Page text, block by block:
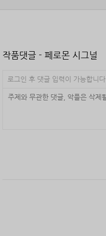
작품댓글 - 페로몬 시그널
로그인 후 댓글 입력이 가능합니다.